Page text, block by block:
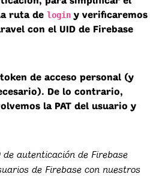
ruta de login y verificaremos
con el UID de Firebase
de acceso personal (y
De lo contrario,
la PAT del usuario y
autenticación de Firebase
de Firebase con nuestros